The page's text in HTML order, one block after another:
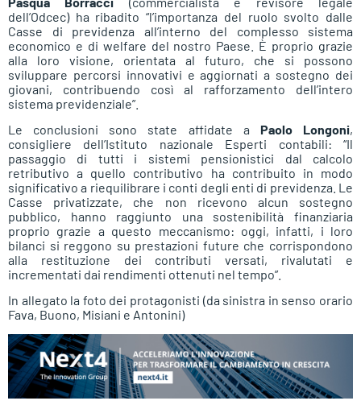
dell’Odcec) ha ribadito “l’importanza del ruolo svolto dalle
Casse di previdenza all’interno del complesso sistema
economico e di welfare del nostro Paese. È proprio grazie
alla loro visione, orientata al futuro, che si possono
sviluppare percorsi innovativi e aggiornati a sostegno dei
giovani, contribuendo così al rafforzamento dell’intero
sistema previdenziale”.
Le conclusioni sono state affidate a Paolo Longoni,
consigliere dell’Istituto nazionale Esperti contabili: “Il
passaggio di tutti i sistemi pensionistici dal calcolo
retributivo a quello contributivo ha contribuito in modo
significativo a riequilibrare i conti degli enti di previdenza. Le
Casse privatizzate, che non ricevono alcun sostegno
pubblico, hanno raggiunto una sostenibilità finanziaria
proprio grazie a questo meccanismo: oggi, infatti, i loro
bilanci si reggono su prestazioni future che corrispondono
alla restituzione dei contributi versati, rivalutati e
incrementati dai rendimenti ottenuti nel tempo”.
In allegato la foto dei protagonisti (da sinistra in senso orario
Fava, Buono, Misiani e Antonini)